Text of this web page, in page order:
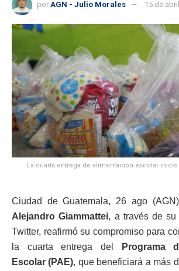
por AGN - Julio Morales 15 de
La cuarta entrega de alimentación escolar inició
Ciudad de Guatemala, 26 ago
Alejandro Giammattei, a través de
Twitter, reafirmó su compromiso para
la cuarta entrega del
Programa
Escolar (PAE), que beneficiará a más